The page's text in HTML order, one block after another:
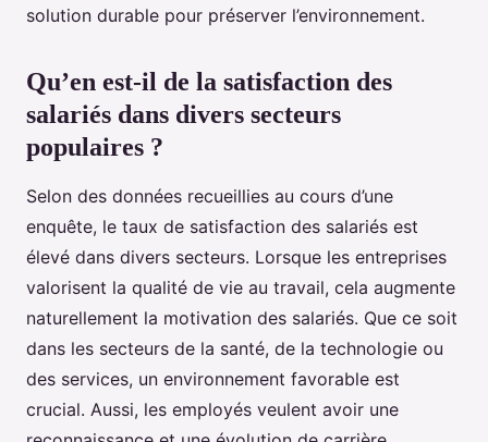
solution durable pour préserver l’environnement.
Qu’en est-il de la satisfaction des
salariés dans divers secteurs
populaires ?
Selon des données recueillies au cours d’une
enquête, le taux de satisfaction des salariés est
élevé dans divers secteurs. Lorsque les entreprises
valorisent la qualité de vie au travail, cela augmente
naturellement la motivation des salariés. Que ce soit
dans les secteurs de la santé, de la technologie ou
des services, un environnement favorable est
crucial. Aussi, les employés veulent avoir une